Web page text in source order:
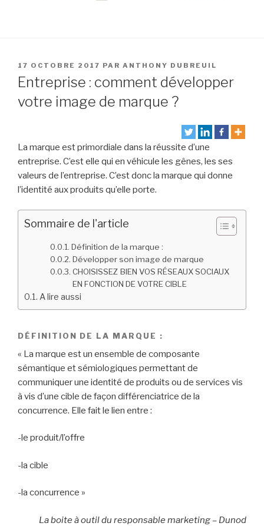
PUBLIÉ
LE
17 OCTOBRE 2017 PAR ANTHONY DUBREUIL
Entreprise : comment développer
votre image de marque ?
La marque est primordiale dans la réussite d’une
entreprise. C’est elle qui en véhicule les gênes, les ses
valeurs de l’entreprise. C’est donc la marque qui donne
l’identité aux produits qu’elle porte.
Sommaire de l'article
Définition de la marque :
Développer son image de marque
CHOISISSEZ BIEN VOS RÉSEAUX SOCIAUX
EN FONCTION DE VOTRE CIBLE
A lire aussi
DÉFINITION DE LA MARQUE :
« La marque est un ensemble de composante
sémantique et sémiologiques permettant de
communiquer une identité de produits ou de services vis
à vis d’une cible de façon différenciatrice de la
concurrence. Elle fait le lien entre :
-le produit/l’offre
-la cible
-la concurrence »
La boite à outil du responsable marketing – Dunod